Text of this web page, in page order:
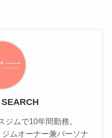
ジムで10年間勤務。
ムオーナー兼パーソナ